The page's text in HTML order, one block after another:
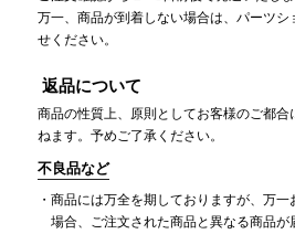
万一、商品が到着しない場合は、パーツ
せください。
返品について
商品の性質上、原則としてお客様のご都
ねます。予めご了承ください。
不良品など
商品には万全を期しておりますが、万一
場合、ご注文された商品と異なる商品